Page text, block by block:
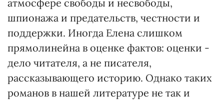
атмосфере свободы и несвободы,
шпионажа и предательств, честности и
поддержки. Иногда Елена слишком
прямолинейна в оценке фактов: оценки -
дело читателя, а не писателя,
рассказывающего историю. Однако таких
романов в нашей литературе не так и